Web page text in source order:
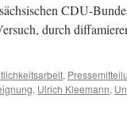
CDU-
durch
,
, Ulrich Kleemann,